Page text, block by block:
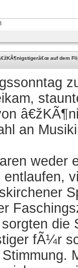
auf dem
an
weder
die
fÃ¼r